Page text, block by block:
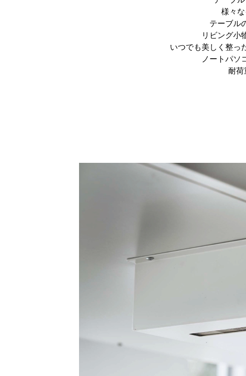
様々
テーブル
リビング小
いつでも美しく整っ
ノートパソ
耐荷